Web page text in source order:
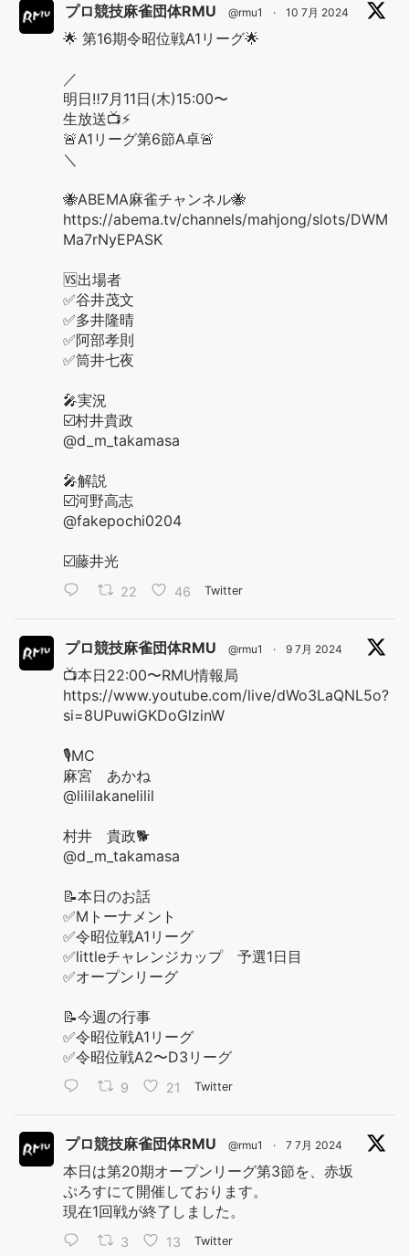
プロ競技麻雀団体RMU @rmu1 · 10 7月 2024
🌟 第16期令昭位戦A1リーグ🌟
／
明日‼️7月11日(木)15:00〜
生放送📺⚡️
🚨A1リーグ第6節A卓🚨
＼
🐝ABEMA麻雀チャンネル🐝
https://abema.tv/channels/mahjong/slots/DWM
Ma7rNyEPASK
🆚出場者
✅谷井茂文
✅多井隆晴
✅阿部孝則
✅筒井七夜
🎤実況
☑️村井貴政
@d_m_takamasa
🎤解説
☑️河野高志
@fakepochi0204
☑️藤井光
22 46 Twitter
プロ競技麻雀団体RMU @rmu1 · 9 7月 2024
📺本日22:00〜RMU情報局
https://www.youtube.com/live/dWo3LaQNL5o?
si=8UPuwiGKDoGlzinW
🎙️MC
麻宮 あかね
@lililakanelilil
村井 貴政🐕
@d_m_takamasa
📝本日のお話
✅Mトーナメント
✅令昭位戦A1リーグ
✅littleチャレンジカップ 予選1日目
✅オープンリーグ
📝今週の行事
✅令昭位戦A1リーグ
✅令昭位戦A2〜D3リーグ
9 21 Twitter
プロ競技麻雀団体RMU @rmu1 · 7 7月 2024
本日は第20期オープンリーグ第3節を、赤坂
ぷろすにて開催しております。
現在1回戦が終了しました。
3 13 Twitter